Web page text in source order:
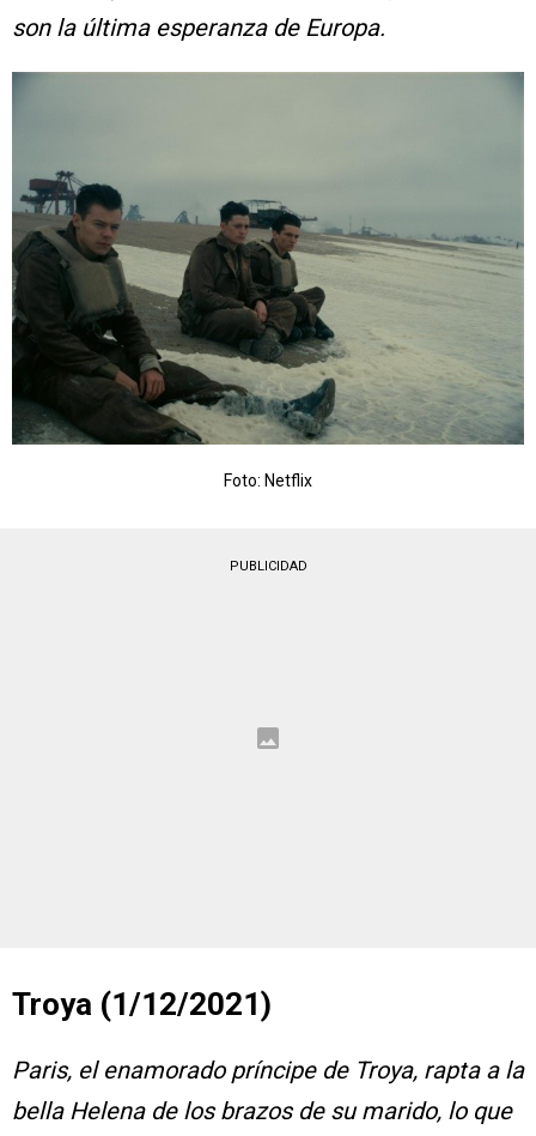
son la última esperanza de Europa.
Foto: Netflix
PUBLICIDAD
Troya (1/12/2021)
Paris, el enamorado príncipe de Troya, rapta a la
bella Helena de los brazos de su marido, lo que